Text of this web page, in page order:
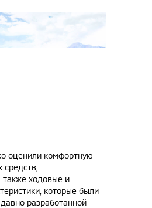
оценили комфортную
средств,
также ходовые и
которые были
разработанной